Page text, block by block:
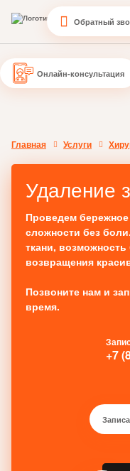
Обратный
Онлайн-консультация
Главная Услуги
Удаление
Проведем
сложности без
ткани,
возвращения
Позвоните нам и
время.
+7